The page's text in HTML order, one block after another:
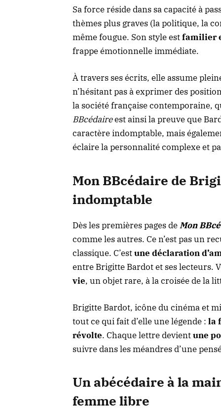
Sa force réside dans sa capacité à
thèmes plus graves (la politique, la
même fougue. Son style estfamilier
frappe émotionnelle immédiate.
À travers ses écrits, elle assume
n’hésitant pas à exprimer des
la société française contemporaine,
BBcédaireest ainsi la preuve que
caractère indomptable, mais
éclaire la personnalité complexe et
Mon BBcédaire de
indomptable
Dès les premières pages deMon
comme les autres. Ce n’est pas un
classique. C’estune déclaration
entre Brigitte Bardot et ses lecteurs.
vie, un objet rare, à la croisée de la
Brigitte Bardot, icône du cinéma et
tout ce qui fait d’elle une légende : la
révolte. Chaque lettre devientune
suivre dans les méandres d’une
Un abécédaire à la
femme libre